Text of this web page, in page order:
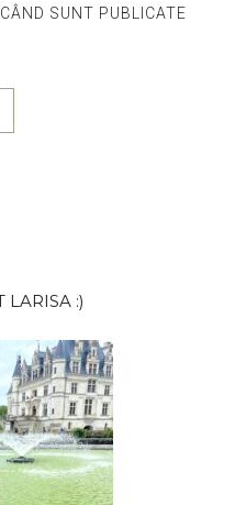
SUNT PUBLICATE
LARISA :)